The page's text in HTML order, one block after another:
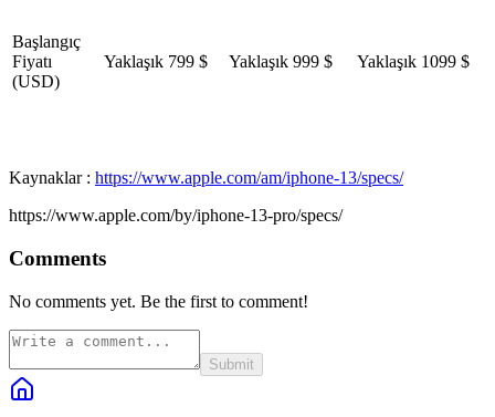
Başlangıç
Fiyatı
(USD)
Yaklaşık 799 $ Yaklaşık 999 $ Yaklaşık 1099 $
Kaynaklar : https://www.apple.com/am/iphone-13/specs/
https://www.apple.com/by/iphone-13-pro/specs/
Comments
No comments yet. Be the first to comment!
Submit